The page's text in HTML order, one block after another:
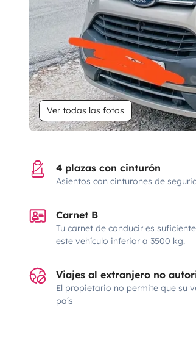
Ver todas las fotos
4 plazas con cinturón
Asientos con cinturones de
Carnet B
Tu carnet de conducir es
este vehículo inferior a 3500 kg.
Viajes al extranjero no
El propietario no permite que su
país